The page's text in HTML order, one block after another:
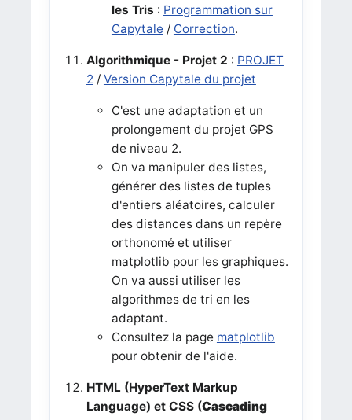
les Tris : Programmation sur
Capytale / Correction.
Algorithmique - Projet 2 : PROJET
2/ Version Capytale du projet
C'est une adaptation et un
prolongement du projet GPS
de niveau 2.
On va manipuler des listes,
générer des listes de tuples
d'entiers aléatoires, calculer
des distances dans un repère
orthonomé et utiliser
matplotlib pour les graphiques.
On va aussi utiliser les
algorithmes de tri en les
adaptant.
Consultez la page matplotlib
pour obtenir de l'aide.
HTML (HyperText Markup
Language) et CSS (Cascading